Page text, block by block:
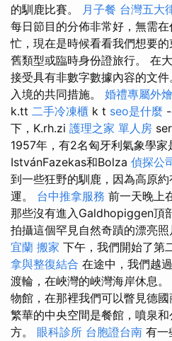
的馴鹿比賽。 月子餐 台灣五大
每日節目的分佈非常好，無需
忙，現在是時候看看我們想要
舊類型或臨時身份證旅行。 在
接受具有非數字數據內容的文
入境的共同措施。 婚禮專屬外
k.tt 二手冷凍櫃 k t seo是什麼
下，K.rh.zi 護理之家 單人房
1957年，有2名匈牙利氣象學家
IstvánFazekas和Bolza 偵探公
到一些狂野的馴鹿，因為高原
運。 台中推拿服務 前一天晚上
那些沒有進入Galdhopiggen頂
拍攝這個罕見自然奇蹟的漂亮照
宜蘭 搬家 下午，我們開始了第
拿與整復結合 在途中，我們越
渡輪，在峽灣的峽灣海岸休息。
物館，在那裡我們可以瞥見德國
繁華的中央空間是餐館，噴泉
方。 眼科診所 台胞證台南 有一